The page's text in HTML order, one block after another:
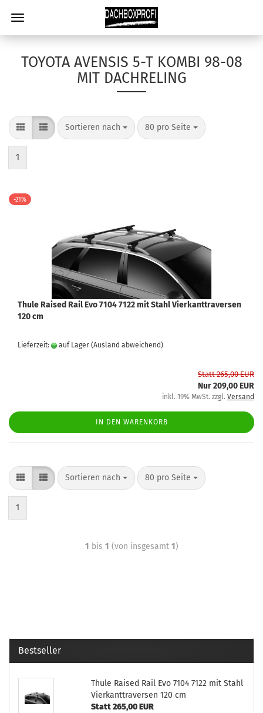
TOYOTA AVENSIS 5-T KOMBI 98-08
MIT DACHRELING
Sortieren nach 80 pro Seite
1
-21%
Thule Raised Rail Evo 7104 7122 mit Stahl Vierkanttraversen
120 cm
Lieferzeit: auf Lager (Ausland abweichend)
Statt 265,00 EUR
Nur 209,00 EUR
inkl. 19% MwSt. zzgl. Versand
IN DEN WARENKORB
Sortieren nach 80 pro Seite
1
1 bis 1 (von insgesamt 1)
Bestseller
Thule Raised Rail Evo 7104 7122 mit Stahl
Vierkanttraversen 120 cm
Statt 265,00 EUR